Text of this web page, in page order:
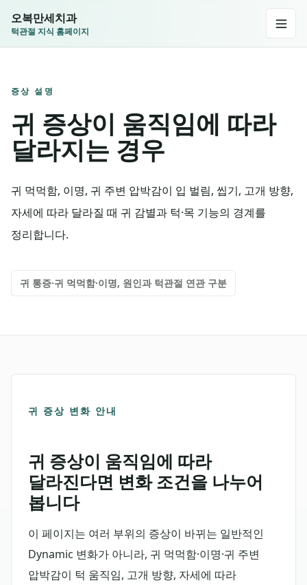
오복만세치과
턱관절 지식 홈페이지
증상 설명
귀 증상이 움직임에 따라
달라지는 경우
귀 먹먹함, 이명, 귀 주변 압박감이 입 벌림, 씹기, 고개 방향,
자세에 따라 달라질 때 귀 감별과 턱·목 기능의 경계를
정리합니다.
귀 통증·귀 먹먹함·이명, 원인과 턱관절 연관 구분
귀 증상 변화 안내
귀 증상이 움직임에 따라
달라진다면 변화 조건을 나누어
봅니다
이 페이지는 여러 부위의 증상이 바뀌는 일반적인
Dynamic 변화가 아니라, 귀 먹먹함·이명·귀 주변
압박감이 턱 움직임, 고개 방향, 자세에 따라